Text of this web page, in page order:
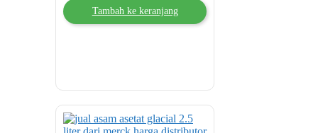
Tambah ke keranjang